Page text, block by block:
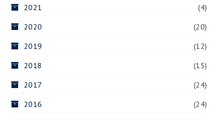
2021
(4)
2020
(20)
2019
(12)
2018
(15)
2017
(24)
2016
(24)